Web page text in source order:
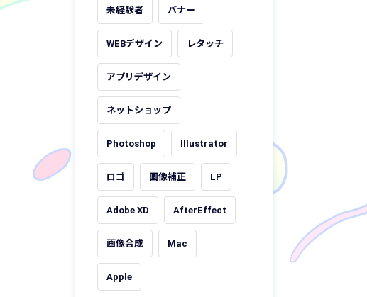
未経験者 バナー
WEBデザイン レタッチ
アプリデザイン
ネットショップ
Photoshop Illustrator
ロゴ 画像補正 LP
Adobe XD AfterEffect
画像合成 Mac
Apple